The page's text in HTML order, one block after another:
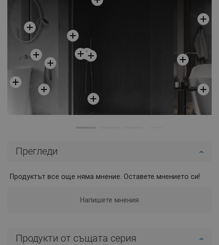
Прегледи
Продуктът все още няма мнение. Оставете мнението си!
Напишете мнения
Продукти от същата серия